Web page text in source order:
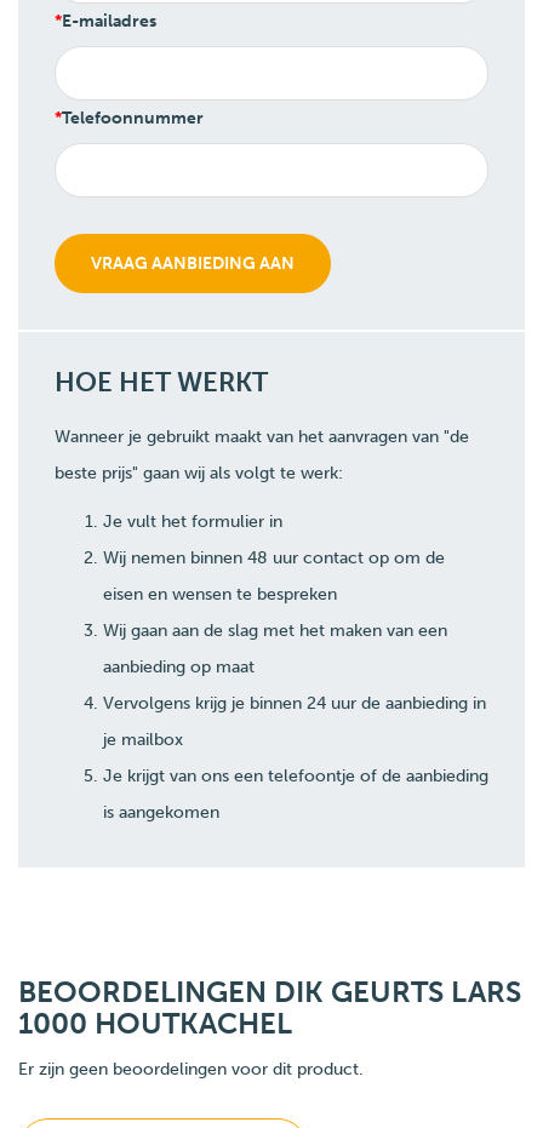
E-mailadres
Telefoonnummer
HOE HET WERKT
Wanneer je gebruikt maakt van het aanvragen van "de
beste prijs" gaan wij als volgt te werk:
Je vult het formulier in
Wij nemen binnen 48 uur contact op om de
eisen en wensen te bespreken
Wij gaan aan de slag met het maken van een
aanbieding op maat
Vervolgens krijg je binnen 24 uur de aanbieding in
je mailbox
Je krijgt van ons een telefoontje of de aanbieding
is aangekomen
BEOORDELINGEN DIK GEURTS LARS
1000 HOUTKACHEL
Er zijn geen beoordelingen voor dit product.